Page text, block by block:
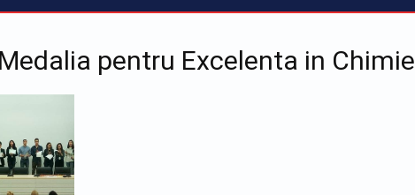
pentru Excelenta in Chimie